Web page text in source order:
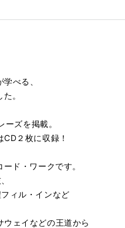
べる、
。
ズを掲載。
２枚に収録！
ド・ワークです。
ィル・インなど
ェイなどの王道から